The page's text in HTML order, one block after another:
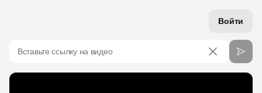
Войти
Вставьте ссылку на видео